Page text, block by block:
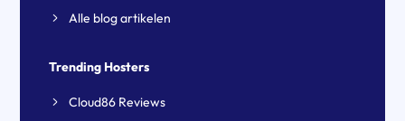
Alle blog artikelen
Trending Hosters
Cloud86 Reviews